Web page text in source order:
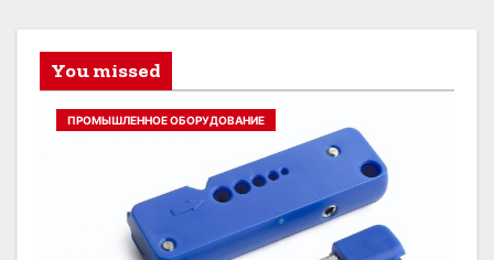
You missed
ПРОМЫШЛЕННОЕ ОБОРУДОВАНИЕ